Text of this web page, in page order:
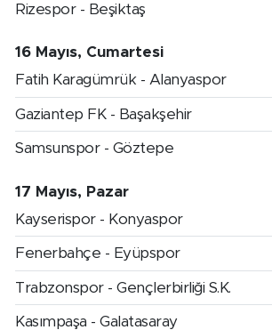
Rizespor - Beşiktaş
16 Mayıs, Cumartesi
Fatih Karagümrük - Alanyaspor
Gaziantep FK - Başakşehir
Samsunspor - Göztepe
17 Mayıs, Pazar
Kayserispor - Konyaspor
Fenerbahçe - Eyüpspor
Trabzonspor - Gençlerbirliği S.K.
Kasımpaşa - Galatasaray